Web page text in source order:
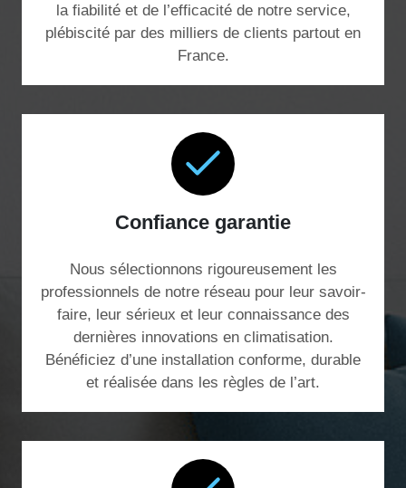
la fiabilité et de l’efficacité de notre service,
plébiscité par des milliers de clients partout en
France.
Confiance garantie
Nous sélectionnons rigoureusement les
professionnels de notre réseau pour leur savoir-
faire, leur sérieux et leur connaissance des
dernières innovations en climatisation.
Bénéficiez d’une installation conforme, durable
et réalisée dans les règles de l’art.